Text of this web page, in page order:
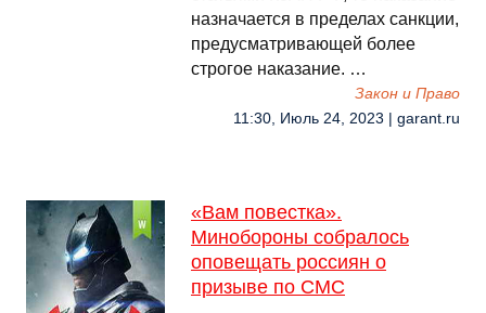
назначается в пределах санкции,
предусматривающей более
строгое наказание. …
Закон и Право
11:30, Июль 24, 2023 | garant.ru
«Вам повестка».
Минобороны собралось
оповещать россиян о
призыве по СМС